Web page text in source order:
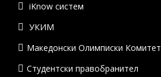
iKnow систем
УКИМ
Македонски Олимписки Комитет
Студентски правобранител